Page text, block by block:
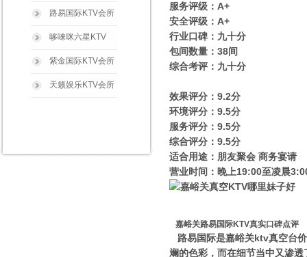
服务评级：A+
安全评级：A+
行业口碑：九十分
包间数量：38间
综合考评：九十分
效果评分：9.2分
环境评分：9.5分
服务评分：9.5分
综合评分：9.5分
适合用途：朋友聚会 商务宴请
营业时间：晚上19:00至凌晨
嘉峪关路易国际KTV真实口碑点评
路易国际是嘉峪关ktv真空台
斓的色彩，而在细节当中又渗
路易国际KTV会所
哆唻咪六星KTV
紫金国际KTV会所
天籁娱乐KTV会所